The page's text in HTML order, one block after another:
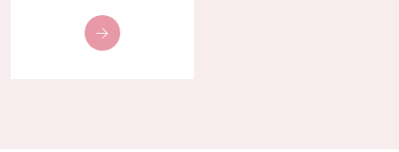
COLLECTION
Essentials